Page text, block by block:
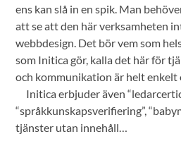
ens kan slå in en spik. Man
att se att den här verksamheten
webbdesign. Det bör vem som
som Initica gör, kalla det här för
och kommunikation är helt enkelt
Initica erbjuder även
“språkkunskapsverifiering”,
tjänster utan innehåll…